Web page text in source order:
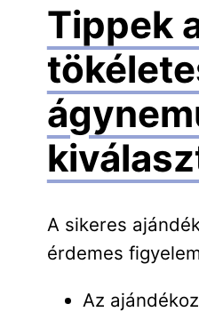
Tippek
A sikeres
érdemes
Az